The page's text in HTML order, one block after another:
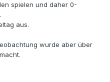
spielen und daher 0-
aus.
wurde aber über